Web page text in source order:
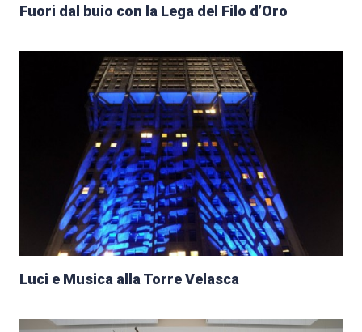
Fuori dal buio con la Lega del Filo d’Oro
Luci e Musica alla Torre Velasca